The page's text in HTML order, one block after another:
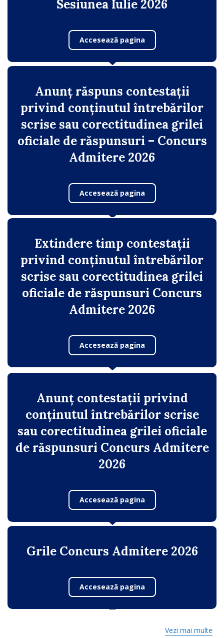
Sesiunea Iulie 2026
Accesează pagina
Anunț răspuns contestații
privind conținutul întrebărilor
scrise sau corectitudinea grilei
oficiale de răspunsuri – Concurs
Admitere 2026
Accesează pagina
Extindere timp contestații
privind conținutul întrebărilor
scrise sau corectitudinea grilei
oficiale de răspunsuri Concurs
Admitere 2026
Accesează pagina
Anunț contestații privind
conținutul întrebărilor scrise
sau corectitudinea grilei oficiale
de răspunsuri Concurs Admitere
2026
Accesează pagina
Grile Concurs Admitere 2026
Accesează pagina
Vezi mai multe